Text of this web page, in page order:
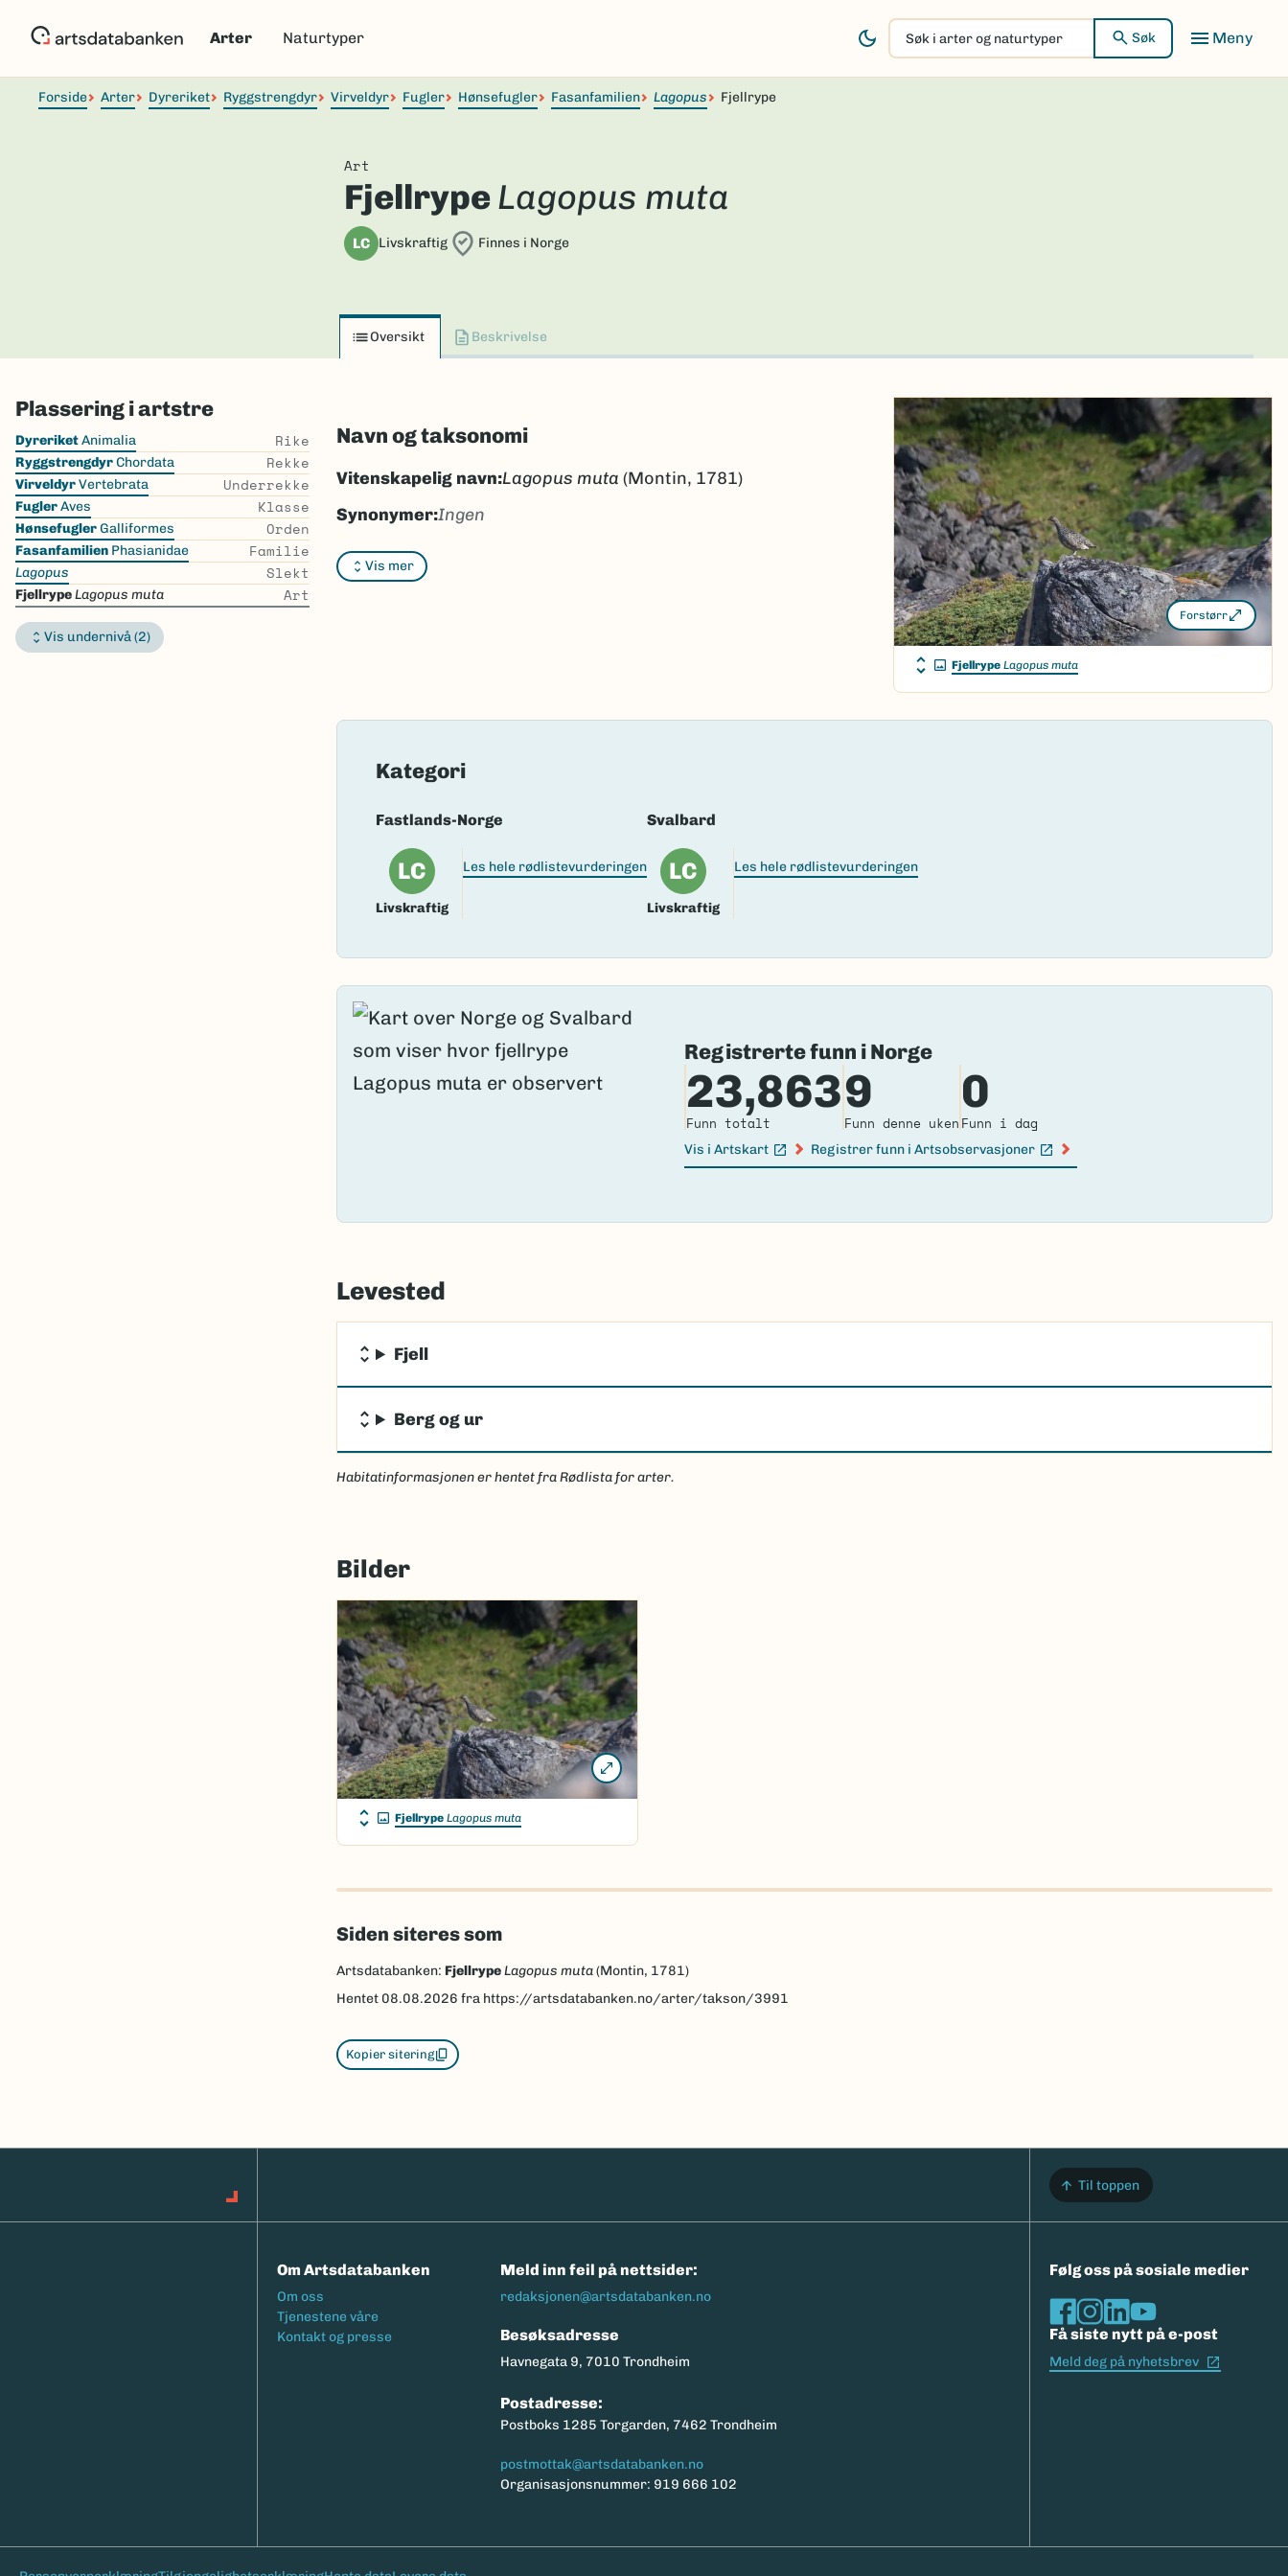
Arter Naturtyper
Søk
i
arter
Søk
Forside Arter Dyreriket Ryggstrengdyr Virveldyr Fugler Hønsefugler Fasanfamilien Lagopus Fjellrype
Art
FjellrypeLagopus muta
LC Livskraftig Finnes i Norge
Oversikt Beskrivelse
Plassering i artstre
Skip
the
list
DyreriketAnimalia Rike
RyggstrengdyrChordata Rekke
VirveldyrVertebrata Underrekke
FuglerAves Klasse
HønsefuglerGalliformes Orden
Fasanfamilien Phasianidae Familie
Lagopus Slekt
FjellrypeLagopus muta Art
Vis undernivå (2)
Navn og taksonomi
Vis mer
Vitenskapelig navn:Lagopus muta (Montin, 1781)
Synonymer:Ingen
Bokmål:fjellrype
Nynorsk:fjellrype
Forstørr
Fjellrype Lagopus muta
Kategori
Fastlands-Norge
LC
Livskraftig
Les hele rødlistevurderingen
Svalbard
LC
Livskraftig
Les hele rødlistevurderingen
Registrerte funn i Norge
23,863
Funn totalt
9
Funn denne uken
0
Funn i dag
Vis i Artskart
(Ekstern lenke)
Registrer funn i Artsobservasjoner
(Ekstern lenke)
Levested
Fjell
Berg og ur
Habitatinformasjonen er hentet fra Rødlista for arter.
Bilder
Fjellrype Lagopus muta
Siden siteres som
Artsdatabanken: FjellrypeLagopus muta(Montin, 1781)
Hentet 08.08.2026 fra https://artsdatabanken.no/arter/takson/3991
Kopier sitering
Til toppen
Om Artsdatabanken
Footermeny
Om oss
Tjenestene våre
Kontakt og presse
Meld inn feil på nettsider:
redaksjonen@artsdatabanken.no
Besøksadresse
Havnegata 9, 7010 Trondheim
Postadresse:
Postboks 1285 Torgarden, 7462 Trondheim
postmottak@artsdatabanken.no
Organisasjonsnummer: 919 666 102
Følg oss på sosiale medier
Få siste nytt på e-post
Meld deg på nyhetsbrev